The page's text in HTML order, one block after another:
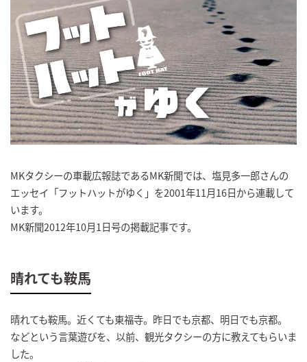
MKタクシーの車載広報誌であるMK新聞では、塩見多一郎さんの
エッセイ「フットハットがゆく」を2001年11月16日から連載して
います。
MK新聞2012年10月1日号の掲載記事です。
晴れても鞍馬
晴れても鞍馬。近くても東福寺。昨日でも京都、明日でも京都。
などという言葉遊びを、以前、観光タクシーの方に教えてもらいま
した。